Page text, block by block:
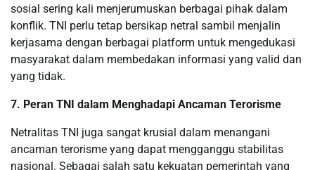
sosial sering kali menjerumuskan berbagai pihak dalam
konflik. TNI perlu tetap bersikap netral sambil menjalin
kerjasama dengan berbagai platform untuk mengedukasi
masyarakat dalam membedakan informasi yang valid dan
yang tidak.
7. Peran TNI dalam Menghadapi Ancaman Terorisme
Netralitas TNI juga sangat krusial dalam menangani
ancaman terorisme yang dapat mengganggu stabilitas
nasional. Sebagai salah satu kekuatan pemerintah yang